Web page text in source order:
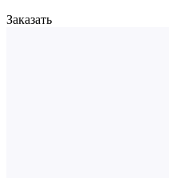
Заказать